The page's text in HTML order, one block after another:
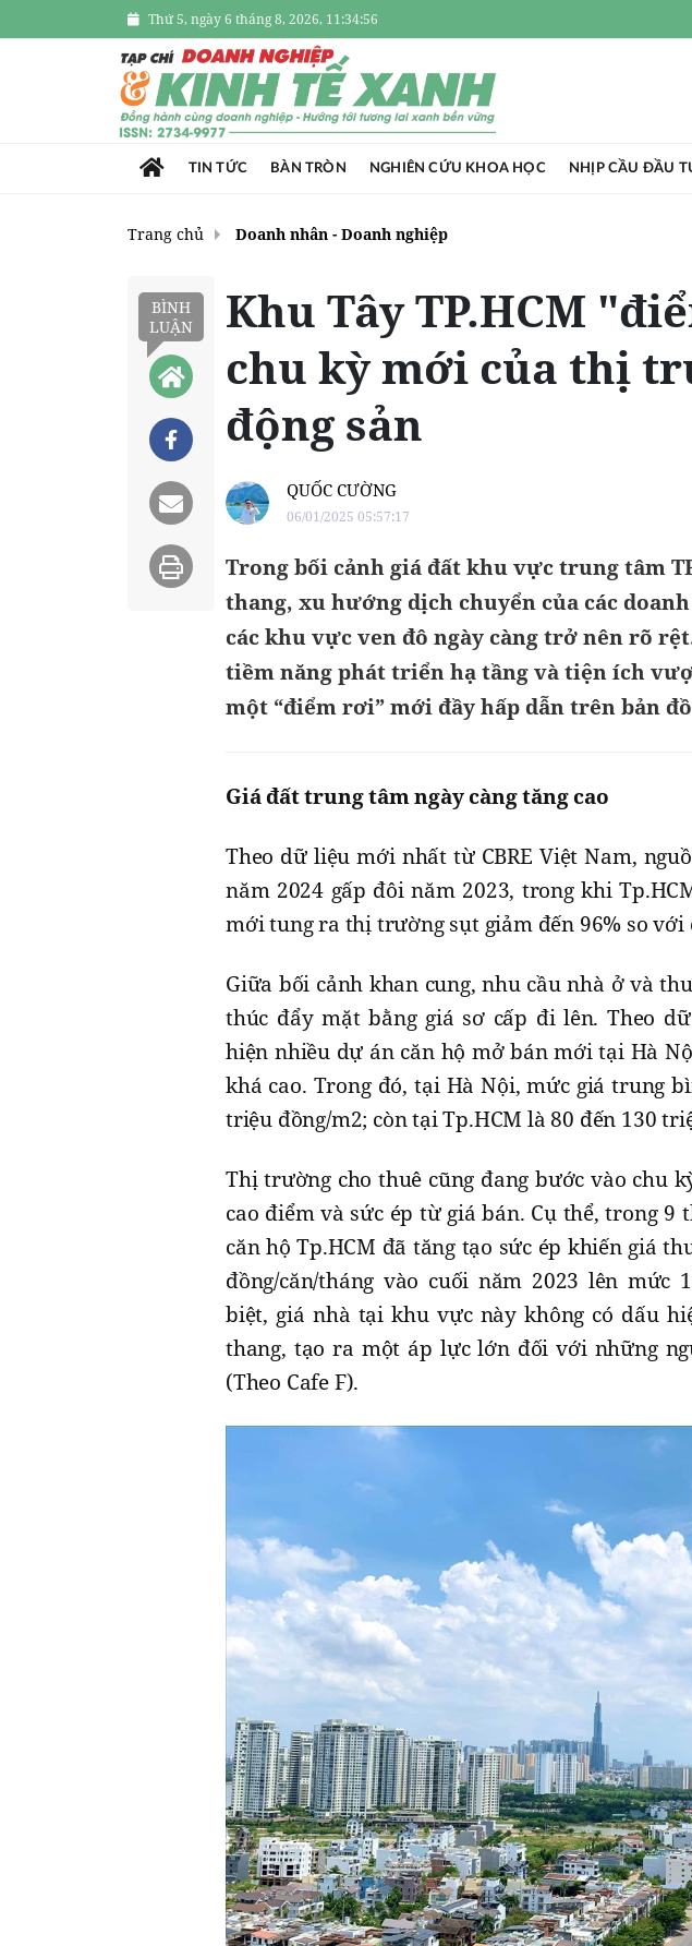
Thứ 5, ngày 6 tháng 8, 2026, 11:34:58
TIN TỨC BÀN TRÒN NGHIÊN CỨU KHOA HỌC NHỊP CẦU ĐẦU
Trang chủ Doanh nhân - Doanh nghiệp
BÌNH
LUẬN
Khu Tây TP.HCM
chu kỳ mới của thị
động sản
QUỐC CƯỜNG
06/01/2025 05:57:17
Trong bối cảnh giá đất khu vực trung tâm
thang, xu hướng dịch chuyển của các
các khu vực ven đô ngày càng trở nên rõ
tiềm năng phát triển hạ tầng và tiện ích
một “điểm rơi” mới đầy hấp dẫn trên bản
Giá đất trung tâm ngày càng tăng cao
Theo dữ liệu mới nhất từ CBRE Việt Nam,
năm 2024 gấp đôi năm 2023, trong khi
mới tung ra thị trường sụt giảm đến 96% so với
Giữa bối cảnh khan cung, nhu cầu nhà ở và
thúc đẩy mặt bằng giá sơ cấp đi lên. Theo
hiện nhiều dự án căn hộ mở bán mới tại Hà
khá cao. Trong đó, tại Hà Nội, mức giá trung
triệu đồng/m2; còn tại Tp.HCM là 80 đến 130
Thị trường cho thuê cũng đang bước vào chu
cao điểm và sức ép từ giá bán. Cụ thể, trong 9
căn hộ Tp.HCM đã tăng tạo sức ép khiến giá
đồng/căn/tháng vào cuối năm 2023 lên mức
biệt, giá nhà tại khu vực này không có dấu
thang, tạo ra một áp lực lớn đối với những
(Theo Cafe F).